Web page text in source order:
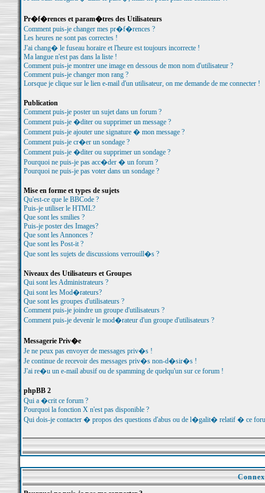
Pr�f�rences et param�tres des Utilisateurs
Comment puis-je changer mes pr�f�rences ?
Les heures ne sont pas correctes !
J'ai chang� le fuseau horaire et l'heure est toujours incorrecte !
Ma langue n'est pas dans la liste !
Comment puis-je montrer une image en dessous de mon nom d'utilisateur ?
Comment puis-je changer mon rang ?
Lorsque je clique sur le lien e-mail d'un utilisateur, on me demande de me connecter !
Publication
Comment puis-je poster un sujet dans un forum ?
Comment puis-je �diter ou supprimer un message ?
Comment puis-je ajouter une signature � mon message ?
Comment puis-je cr�er un sondage ?
Comment puis-je �diter ou supprimer un sondage ?
Pourquoi ne puis-je pas acc�der � un forum ?
Pourquoi ne puis-je pas voter dans un sondage ?
Mise en forme et types de sujets
Qu'est-ce que le BBCode ?
Puis-je utiliser le HTML?
Que sont les smilies ?
Puis-je poster des Images?
Que sont les Annonces ?
Que sont les Post-it ?
Que sont les sujets de discussions verrouill�s ?
Niveaux des Utilisateurs et Groupes
Qui sont les Administrateurs ?
Qui sont les Mod�rateurs?
Que sont les groupes d'utilisateurs ?
Comment puis-je joindre un groupe d'utilisateurs ?
Comment puis-je devenir le mod�rateur d'un groupe d'utilisateurs ?
Messagerie Priv�e
Je ne peux pas envoyer de messages priv�s !
Je continue de recevoir des messages priv�s non-d�sir�s !
J'ai re�u un e-mail abusif ou de spamming de quelqu'un sur ce forum !
phpBB 2
Qui a �crit ce forum ?
Pourquoi la fonction X n'est pas disponible ?
Qui dois-je contacter � propos des questions d'abus ou de l�galit� relatif � ce